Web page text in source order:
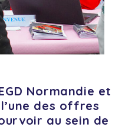
Normandie et
des offres
au sein de